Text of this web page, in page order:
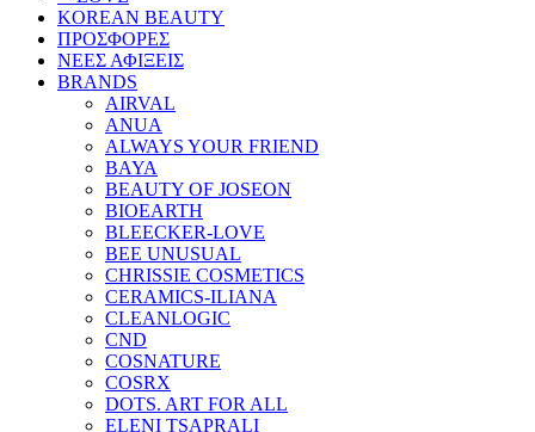
KOREAN BEAUTY
ΠΡΟΣΦΟΡΕΣ
ΝΕΕΣ ΑΦΙΞΕΙΣ
BRANDS
AIRVAL
ANUA
ALWAYS YOUR FRIEND
BAYA
BEAUTY OF JOSEON
BIOEARTH
BLEECKER-LOVE
BEE UNUSUAL
CHRISSIE COSMETICS
CERAMICS-ILIANA
CLEANLOGIC
CND
COSNATURE
COSRX
DOTS. ART FOR ALL
ELENI TSAPRALI